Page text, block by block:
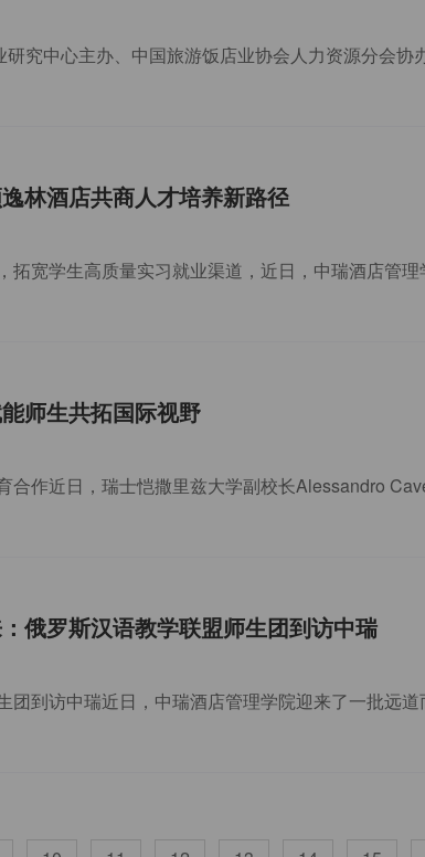
林酒店共商人才培养新路径
师生共拓国际视野
俄罗斯汉语教学联盟师生团到访中瑞